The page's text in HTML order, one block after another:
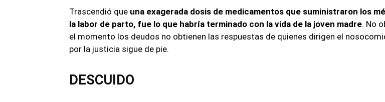
Trascendió que una exagerada dosis de medicamentos que suministraron los
la labor de parto, fue lo que habría terminado con la vida de la joven madre. No
el momento los deudos no obtienen las respuestas de quienes dirigen el
por la justicia sigue de pie.
DESCUIDO